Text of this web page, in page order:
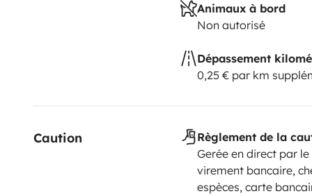
Animaux à bord
Non autorisé
Dépassement
0,25 € par km
Caution
Règlement de la
Gerée en direct par
virement bancaire,
espèces, carte